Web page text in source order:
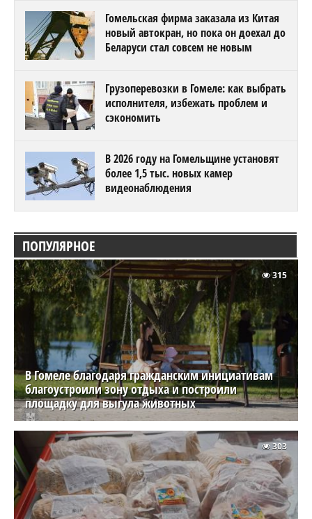
Гомельская фирма заказала из Китая
новый автокран, но пока он доехал до
Беларуси стал совсем не новым
Грузоперевозки в Гомеле: как выбрать
исполнителя, избежать проблем и
сэкономить
В 2026 году на Гомельщине установят
более 1,5 тыс. новых камер
видеонаблюдения
ПОПУЛЯРНОЕ
В Гомеле благодаря гражданским инициативам
благоустроили зону отдыха и построили
площадку для выгула животных
315
303